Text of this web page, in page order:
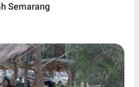
Semarang